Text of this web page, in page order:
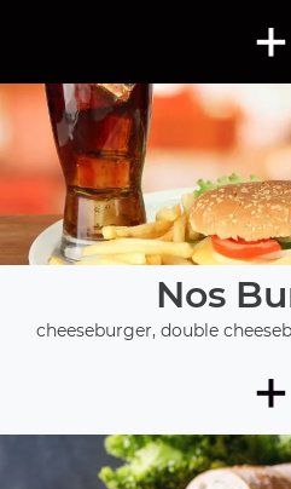
+
Nos
cheeseburger, double
+